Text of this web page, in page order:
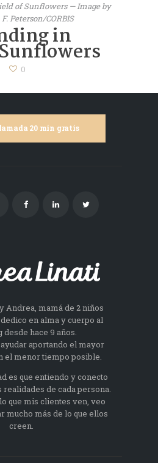
of Sunflowers — Image by
Peterson/CORBIS
in
0
20 min gratis
Andrea, mamá de 2 niños
en alma y cuerpo al
desde hace 9 años.
aportando el mayor
el menor tiempo posible.
es que entiendo y conecto
de cada persona.
que mis clientes ven, veo
mucho más de lo que ellos
creen.